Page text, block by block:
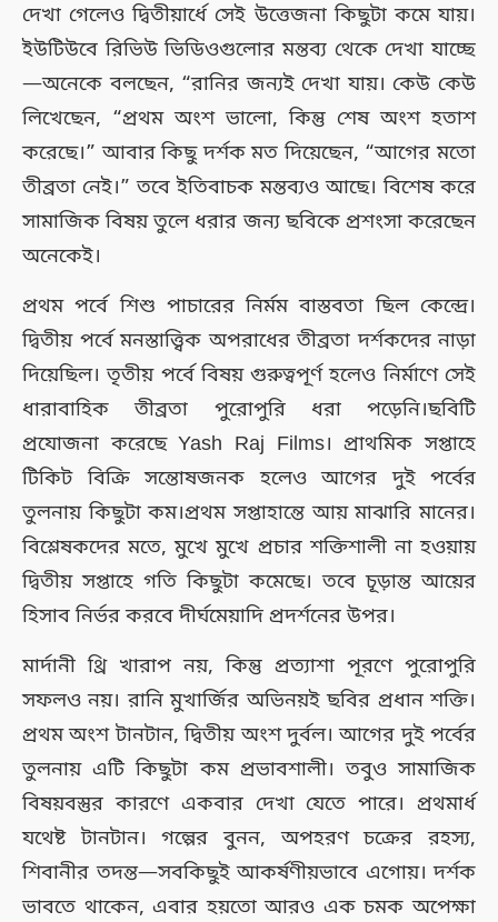
দেখা গেলেও দ্বিতীয়ার্ধে সেই উত্তেজনা কিছুটা কমে যায়।
ইউটিউবে রিভিউ ভিডিওগুলোর মন্তব্য থেকে দেখা যাচ্ছে
—অনেকে বলছেন, “রানির জন্যই দেখা যায়। কেউ কেউ
লিখেছেন, “প্রথম অংশ ভালো, কিন্তু শেষ অংশ হতাশ
করেছে।” আবার কিছু দর্শক মত দিয়েছেন, “আগের মতো
তীব্রতা নেই।” তবে ইতিবাচক মন্তব্যও আছে। বিশেষ করে
সামাজিক বিষয় তুলে ধরার জন্য ছবিকে প্রশংসা করেছেন
অনেকেই।
প্রথম পর্বে শিশু পাচারের নির্মম বাস্তবতা ছিল কেন্দ্রে।
দ্বিতীয় পর্বে মনস্তাত্ত্বিক অপরাধের তীব্রতা দর্শকদের নাড়া
দিয়েছিল। তৃতীয় পর্বে বিষয় গুরুত্বপূর্ণ হলেও নির্মাণে সেই
ধারাবাহিক তীব্রতা পুরোপুরি ধরা পড়েনি।ছবিটি
প্রযোজনা করেছে Yash Raj Films। প্রাথমিক সপ্তাহে
টিকিট বিক্রি সন্তোষজনক হলেও আগের দুই পর্বের
তুলনায় কিছুটা কম।প্রথম সপ্তাহান্তে আয় মাঝারি মানের।
বিশ্লেষকদের মতে, মুখে মুখে প্রচার শক্তিশালী না হওয়ায়
দ্বিতীয় সপ্তাহে গতি কিছুটা কমেছে। তবে চূড়ান্ত আয়ের
হিসাব নির্ভর করবে দীর্ঘমেয়াদি প্রদর্শনের উপর।
মার্দানী থ্রি খারাপ নয়, কিন্তু প্রত্যাশা পূরণে পুরোপুরি
সফলও নয়। রানি মুখার্জির অভিনয়ই ছবির প্রধান শক্তি।
প্রথম অংশ টানটান, দ্বিতীয় অংশ দুর্বল। আগের দুই পর্বের
তুলনায় এটি কিছুটা কম প্রভাবশালী। তবুও সামাজিক
বিষয়বস্তুর কারণে একবার দেখা যেতে পারে। প্রথমার্ধ
যথেষ্ট টানটান। গল্পের বুনন, অপহরণ চক্রের রহস্য,
শিবানীর তদন্ত—সবকিছুই আকর্ষণীয়ভাবে এগোয়। দর্শক
ভাবতে থাকেন, এবার হয়তো আরও এক চমক অপেক্ষা